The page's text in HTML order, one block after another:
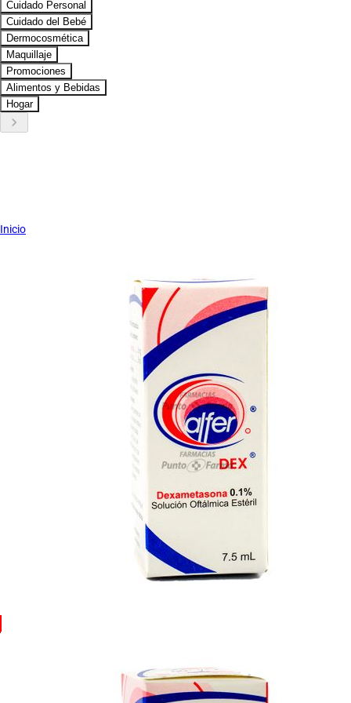
Cuidado Personal
Cuidado del Bebé
Dermocosmética
Maquillaje
Promociones
Alimentos y Bebidas
Hogar
keyboard_arrow_right
Inicio